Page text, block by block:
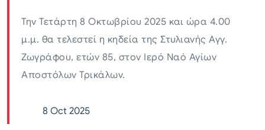
Την Τετάρτη 8 Οκτωβρίου 2025 και ώρα 4.00
μ.μ. θα τελεστεί η κηδεία της Στυλιανής Αγγ.
Ζωγράφου, ετών 85, στον Ιερό Ναό Αγίων
Αποστόλων Τρικάλων.
8 Oct 2025